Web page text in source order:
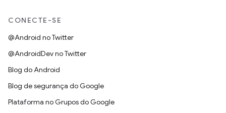
CONECTE-SE
@Android no Twitter
@AndroidDev no Twitter
Blog do Android
Blog de segurança do Google
Plataforma no Grupos do Google